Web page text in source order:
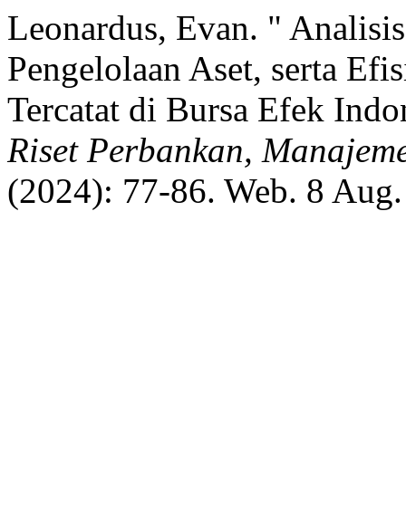
Leonardus, Evan. "
Pengelolaan Aset, serta
Tercatat di Bursa Efek
Riset Perbankan,
(2024): 77-86. Web. 8